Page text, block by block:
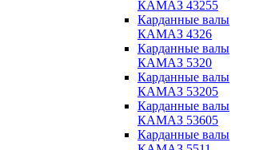
КАМАЗ 43255
Карданные валы
КАМАЗ 4326
Карданные валы
КАМАЗ 5320
Карданные валы
КАМАЗ 53205
Карданные валы
КАМАЗ 53605
Карданные валы